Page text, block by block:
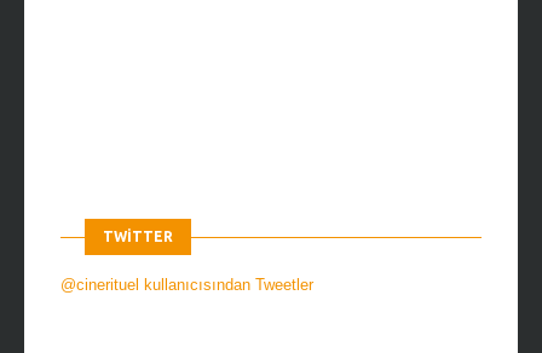
TWITTER
@cinerituel kullanıcısından Tweetler